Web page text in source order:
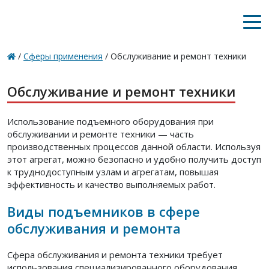
/ Сферы применения / Обслуживание и ремонт техники
Обслуживание и ремонт техники
Использование подъемного оборудования при
обслуживании и ремонте техники — часть
производственных процессов данной области. Используя
этот агрегат, можно безопасно и удобно получить доступ
к труднодоступным узлам и агрегатам, повышая
эффективность и качество выполняемых работ.
Виды подъемников в сфере
обслуживания и ремонта
Сфера обслуживания и ремонта техники требует